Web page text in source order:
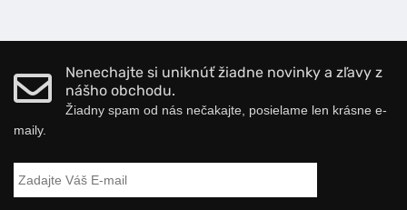
Nenechajte si uniknúť žiadne novinky a zľavy z
nášho obchodu.
Žiadny spam od nás nečakajte, posielame len krásne e-
maily.